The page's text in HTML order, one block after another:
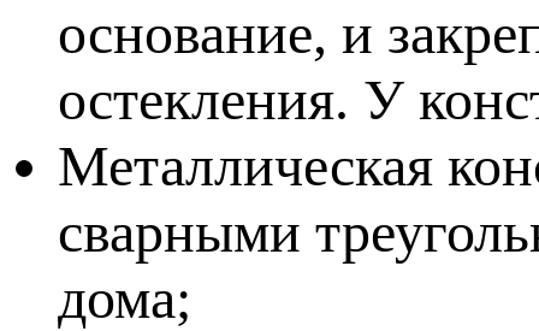
основание, и
остекления. У
Металлическая
сварными
дома;